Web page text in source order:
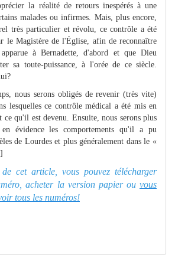
la réalité de retours inespérés à une
malades ou infirmes. Mais, plus encore,
très particulier et révolu, ce contrôle a été
le Magistère de l'Église, afin de reconnaître
à Bernadette, d'abord et que Dieu
sa toute-puissance, à l'orée de ce siècle.
nous serons obligés de revenir (très vite)
lesquelles ce contrôle médical a été mis en
ce qu'il est devenu. Ensuite, nous serons plus
évidence les comportements qu'il a pu
de Lourdes et plus généralement dans le «
cet article, vous pouvez télécharger
acheter la version papier ou vous
tous les numéros!